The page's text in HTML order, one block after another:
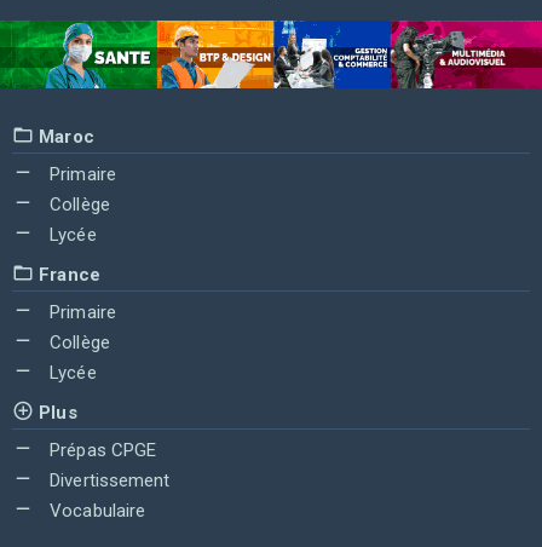
Maroc
Primaire
Collège
Lycée
France
Primaire
Collège
Lycée
Plus
Prépas CPGE
Divertissement
Vocabulaire